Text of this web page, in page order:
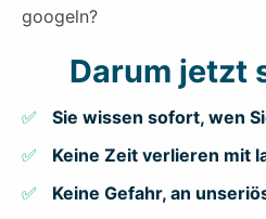
googeln?
Darum jetzt
Sie wissen sofort, wen
Keine Zeit verlieren mit
Keine Gefahr, an